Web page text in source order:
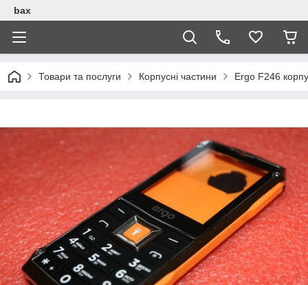
bax
Товари та послуги Корпусні частини Ergo F246